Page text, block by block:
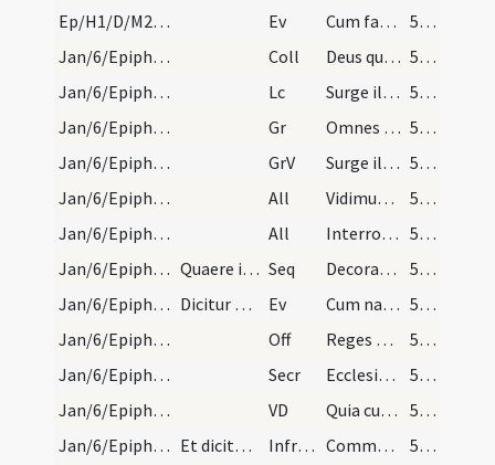
Ep/H1/D/M2/Mass Propers
Ev Cum factus esset Iesus annorum duodecim
52 (15v)
Jan/6/Epiphania/M2/Mass Propers
Coll Deus qui hodierna die Unigenitum tuum gentibus
53 (16r)
Jan/6/Epiphania/M2/Mass Propers
Lc Surge illuminare Ierusalem
53 (16r)
Jan/6/Epiphania/M2/Mass Propers
Gr Omnes de Saba venient
53 (16r)
Jan/6/Epiphania/M2/Mass Propers
GrV Surge illuminare Ierusalem
53 (16r)
Jan/6/Epiphania/M2/Mass Propers/1
All Vidimus stellam eius
53 (16r)
Jan/6/Epiphania/M2/Mass Propers/2
All Interrogabat magos Herodes
53 (16r)
Jan/6/Epiphania/M2/Mass Propers
Quaere in fine missalis. Seq Decorata tribus miraculis
53 (16r)
Jan/6/Epiphania/M2/Mass Propers
Dicitur Credo hac die et per totam octavam. Ev Cum natus esset Iesus in Bethlehem Iuda
53 (16r)
Jan/6/Epiphania/M2/Mass Propers
Off Reges Tharsis
54 (16v)
Jan/6/Epiphania/M2/Mass Propers
Secr Ecclesiae tuae Domine quaesumus dona propitius intuere
54 (16v)
Jan/6/Epiphania/M2/Mass Propers
VD Quia cum Unigenitus tuus in substantia
54 (16v)
Jan/6/Epiphania/M2/Mass Propers
Et dicitur per totam octavam. Infracan Communicantes et diem sacratissimum celebrantes quo Unigenitus 54 (16v)